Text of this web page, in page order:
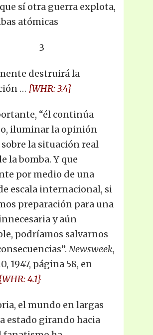
sí otra guerra explota,
atómicas
3
destruirá la
… {WHR: 3.4}
“él continúa
iluminar la opinión
la situación real
la bomba. Y que
por medio de una
escala internacional, si
preparación para una
y aún
podríamos salvarnos
Newsweek,
1947, página 58, en
4.1}
el mundo en largas
estado girando hacia